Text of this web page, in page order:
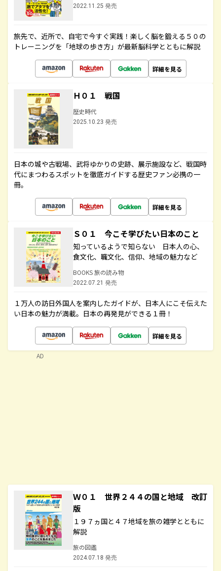
2022.11.25 発売
旅先で、近所で、自宅で今すぐ実践！楽しく脳を鍛える５０の
トレーニングを「地球の歩き方」が最新脳科学とともに解説
詳細を見る
Ｈ０１ 戦国
歴史時代
2025.10.23 発売
日本の城や古戦場、武将ゆかりの史跡、展示施設など、戦国時
代にまつわるスポットを徹底ガイドする歴史ファン必携の一
冊。
詳細を見る
Ｓ０１ 今こそ学びたい日本のこと
知っているようで知らない 日本人の心、
食文化、職文化、信仰、地域の魅力など
BOOKS 旅の読み物
2022.07.21 発売
１万人の訪日外国人を案内したガイドが、日本人にこそ伝えた
い日本の魅力が満載。日本の再発見ができる１冊！
詳細を見る
Ｗ０１ 世界２４４の国と地域 改訂
版
１９７ヵ国と４７地域を旅の雑学とともに
解説
旅の図鑑
2024.07.18 発売
AD